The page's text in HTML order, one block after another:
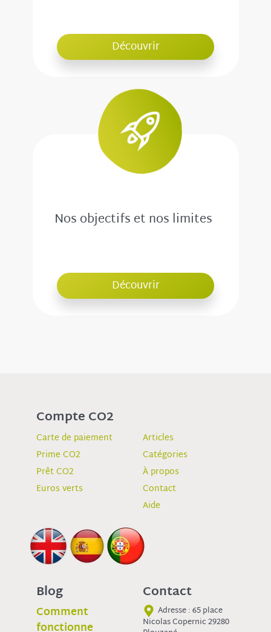
Découvrir
Nos objectifs et nos limites
Découvrir
Compte CO2
Carte de paiement
Prime CO2
Prêt CO2
Euros verts
Articles
Catégories
À propos
Contact
Aide
Blog
Comment
fonctionne
Contact
Adresse : 65 place
Nicolas Copernic 29280